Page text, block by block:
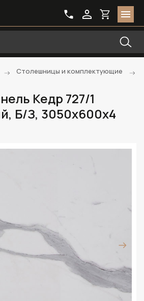
Столешницы и комплектующие
Кедр 727/1
Б/З, 3050х600х4